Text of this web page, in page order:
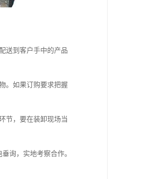
送到客户手中的产品
。如果订购要求把握
节，要在装卸现场当
询，实地考察合作。